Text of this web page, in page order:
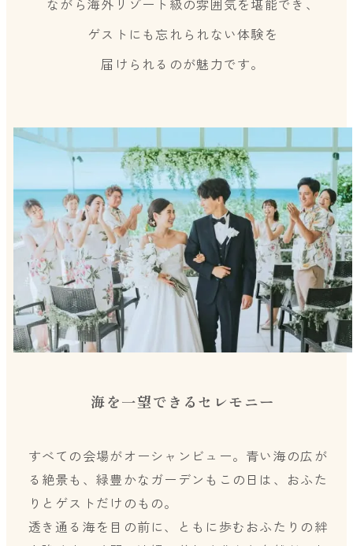
ながら海外リゾート級の雰囲気を堪能でき、
ゲストにも忘れられない体験を
届けられるのが魅力です。
海を一望できるセレモニー
すべての会場がオーシャンビュー。青い海の広が
る絶景も、緑豊かなガーデンもこの日は、おふた
りとゲストだけのもの。
透き通る海を目の前に、ともに歩むおふたりの絆